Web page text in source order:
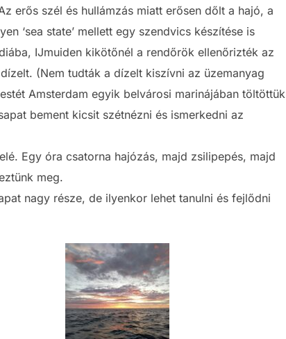
erős szél és hullámzás miatt erősen dőlt a hajó, a
‘sea state’ mellett egy szendvics készítése is
IJmuiden kikötőnél a rendőrök ellenőrizték az
(Nem tudták a dízelt kiszívni az üzemanyag
Amsterdam egyik belvárosi marinájában töltöttük
bement kicsit szétnézni és ismerkedni az
Egy óra csatorna hajózás, majd zsilipepés, majd
meg.
nagy része, de ilyenkor lehet tanulni és fejlődni